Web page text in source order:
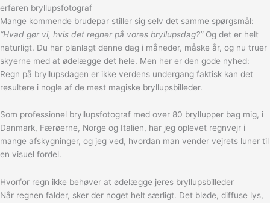
erfaren bryllupsfotograf
Mange kommende brudepar stiller sig selv det samme spørgsmål:
“Hvad gør vi, hvis det regner på vores bryllupsdag?”Og det er helt
naturligt. Du har planlagt denne dag i måneder, måske år, og nu truer
skyerne med at ødelægge det hele. Men her er den gode nyhed:
Regn på bryllupsdagen er ikke verdens undergang faktisk kan det
resultere i nogle af de mest magiske bryllupsbilleder.
Som professionel bryllupsfotograf med over 80 bryllupper bag mig, i
Danmark, Færøerne, Norge og Italien, har jeg oplevet regnvejr i
mange afskygninger, og jeg ved, hvordan man vender vejrets luner til
en visuel fordel.
Hvorfor regn ikke behøver at ødelægge jeres bryllupsbilleder
Når regnen falder, sker der noget helt særligt. Det bløde, diffuse lys,